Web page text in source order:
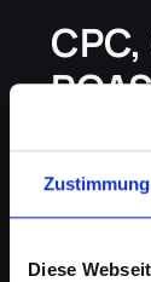
Zustimmung
Diese
Diese
Google
einem